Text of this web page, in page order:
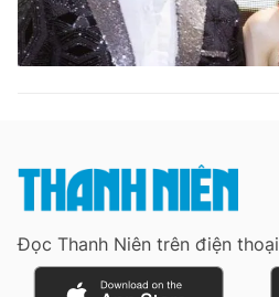
Đọc Thanh Niên trên điện thoại